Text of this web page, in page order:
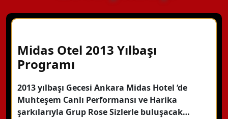
Midas Otel 2013 Yılbaşı
Programı
2013 yılbaşı Gecesi Ankara Midas Hotel ‘de
Muhteşem Canlı Performansı ve Harika
şarkılarıyla Grup Rose Sizlerle buluşacak…